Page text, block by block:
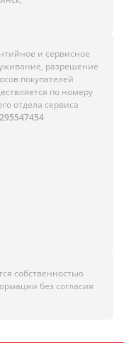
и сервисное
разрешение
покупателей
по номеру
отдела сервиса
собственностью
без согласия